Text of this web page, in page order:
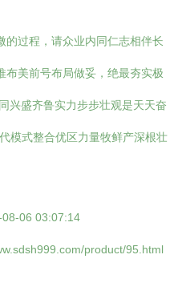
的过程，请众业内同仁志相伴长
布美前号布局做妥，绝最夯实极
兴盛齐鲁实力步步壮观是天天奋
式整合优区力量牧鲜产深根壮
06 03:07:14
product/95.html